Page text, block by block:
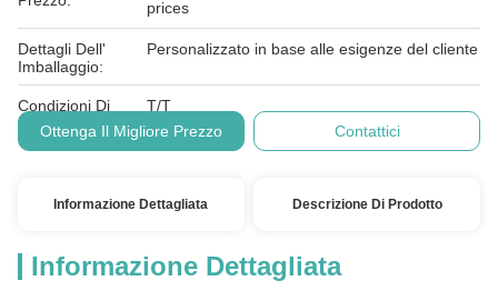
prices
Dettagli Dell'
Imballaggio:
Personalizzato in base alle esigenze del cliente
Condizioni Di
Pagamento:
T/T
Ottenga Il Migliore Prezzo
Contattici
Informazione Dettagliata Descrizione Di Prodotto
Informazione Dettagliata